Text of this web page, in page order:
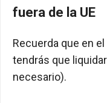
fuera de la UE
Recuerda que en
tendrás que
necesario).